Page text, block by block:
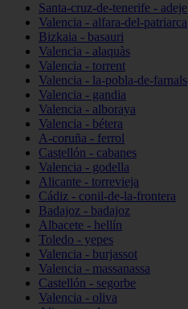
Santa-cruz-de-tenerife - adeje
Valencia - alfara-del-patriarca
Bizkaia - basauri
Valencia - alaquàs
Valencia - torrent
Valencia - la-pobla-de-farnals
Valencia - gandia
Valencia - alboraya
Valencia - bétera
A-coruña - ferrol
Castellón - cabanes
Valencia - godella
Alicante - torrevieja
Cádiz - conil-de-la-frontera
Badajoz - badajoz
Albacete - hellín
Toledo - yepes
Valencia - burjassot
Valencia - massanassa
Castellón - segorbe
Valencia - oliva